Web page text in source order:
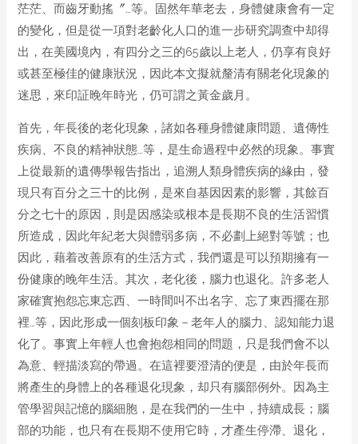
茫茫、而齒牙動搖〞…等。固然年華老去，身體健康會有一定
的變化，但是從一項對老齡化人口的進一步研究調查中却得
出，在美國境內，有四分之三的65歲以上老人，仍享有良好
或甚至極佳的健康狀況，因此本文擬就釐清有關老化現象的
迷思，來印証晚年時光，仍可謂之黃金歲月。
首先，年長後的老化現象，諸如各種身體健康問題、遺傳性
疾病、不良的精神狀態…等，是生命過程中必然的現象。事實
上從最新的遺傳學報告指出，追溯人類身體疾病的緣由，發
現只有百分之三十的比例，是來自基因因素的影響，其餘百
分之七十的原因，則是因感染或根本是長期不良的生活習慣
所造成，因此年紀老大與體弱多病，不必劃上絕對等號；也
因此，藉着改善原有的生活方式，我們還是可以預期擁有一
份健康的晚年生活。其次，老化後，腦力也退化。許多老人
家確實抱怨忘東忘西、一時間叫不出名字、忘了東西擺在那
裡…等，因此形成一個刻板印象－老年人的腦力、認知能力退
化了。事實上年輕人也會抱怨相同的問題，只是我們會不以
為意、輕描淡寫的帶過。在這裡要澄清的便是，由於年長而
將產生的身體上的各種退化現象，却只有腦部例外。因為主
管學習與記憶的腦細胞，是在我們的一生中，持續成長；腦
部的功能，也只有在長期不使用它時，才產生停滯、退化，